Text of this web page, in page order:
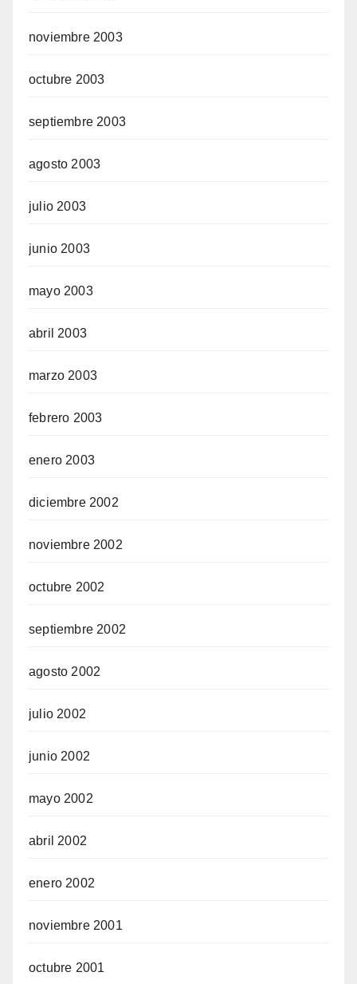
noviembre 2003
octubre 2003
septiembre 2003
agosto 2003
julio 2003
junio 2003
mayo 2003
abril 2003
marzo 2003
febrero 2003
enero 2003
diciembre 2002
noviembre 2002
octubre 2002
septiembre 2002
agosto 2002
julio 2002
junio 2002
mayo 2002
abril 2002
enero 2002
noviembre 2001
octubre 2001